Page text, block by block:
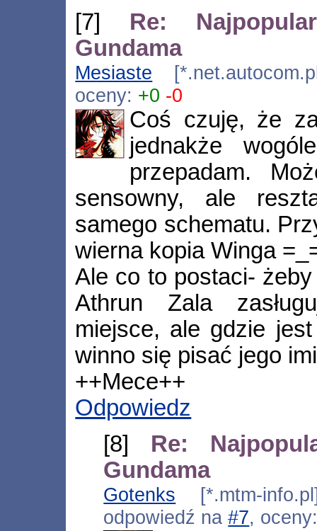
[7] Re:
Gundama
Mesiaste
oceny: +0 -0
Coś czuję, że
jednakże
przepadam.
sensowny, ale
samego schematu.
wierna kopia Winga
Ale co to postaci-
Athrun Zala
miejsce, ale gdzie
winno się pisać jego
++Mece++
Odpowiedz
[8] Re:
Gundama
Gotenks [*.mtm-
odpowiedź na#7,